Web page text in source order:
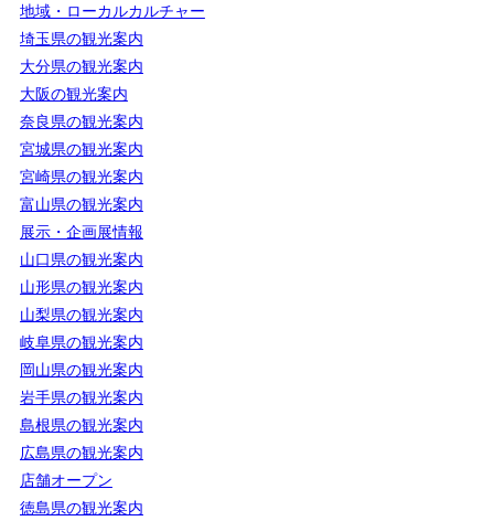
地域・ローカルカルチャー
埼玉県の観光案内
大分県の観光案内
大阪の観光案内
奈良県の観光案内
宮城県の観光案内
宮崎県の観光案内
富山県の観光案内
展示・企画展情報
山口県の観光案内
山形県の観光案内
山梨県の観光案内
岐阜県の観光案内
岡山県の観光案内
岩手県の観光案内
島根県の観光案内
広島県の観光案内
店舗オープン
徳島県の観光案内